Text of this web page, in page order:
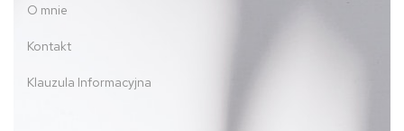
O mnie
Kontakt
Klauzula Informacyjna